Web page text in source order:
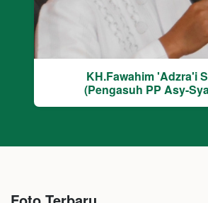
KH.Fawahim 'Adzra'i
(Pengasuh PP Asy-